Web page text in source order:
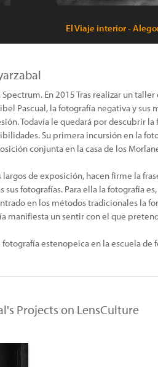
El Viaje interior -
En 2015 Tras realizar un
Pascual, la fotografía negativa y sus
Todavía le quedará por descubrir la
Su primera incursión en la
conjunta en la casa de los
de exposición, hacen firme la
fotografías. Para ella la fotografía
en los métodos tradicionales la
manifiesta un sentir con el que
estenopeica en la escuela de
Projects on LensCulture